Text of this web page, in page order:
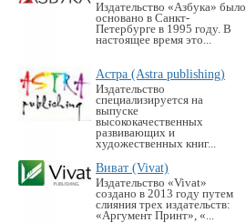
Издательство «Азбука» было
основано в Санкт-
Петербурге в 1995 году. В
настоящее время это...
Астра (Astra publishing)
Издательство
специализируется на
выпуске
высококачественных
развивающих и
художественных книг...
Виват (Vivat)
Издательство «Vivat»
создано в 2013 году путем
слияния трех издательств:
«Аргумент Принт», «...